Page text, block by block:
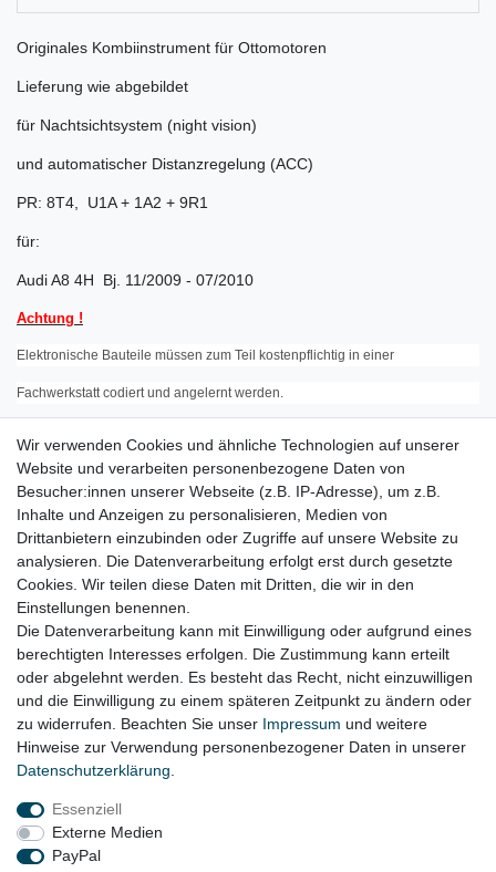
Originales Kombiinstrument für Ottomotoren
Lieferung wie abgebildet
für Nachtsichtsystem (night vision)
und automatischer Distanzregelung (ACC)
PR: 8T4, U1A + 1A2 + 9R1
für:
Audi A8 4H Bj. 11/2009 - 07/2010
Achtung !
Elektronische Bauteile müssen zum Teil kostenpflichtig in einer
Fachwerkstatt codiert und angelernt werden.
Bitte klären Sie mit der Werkstatt Ihres Vertrauensim Vorfeld ob diese dazu
in
der Lage ist und das gekaufte Teil auch einbauen möchte!
Original Hersteller- Werkstätten (z.B. Audi oder VW) können das in der Regel
NICHT mit gebrauchten Steuergeräten !
Lieferzeit etwa 1 bis 3 Werktage
Wir verwenden Cookies und ähnliche Technologien auf unserer
Website und verarbeiten personenbezogene Daten von
Besucher:innen unserer Webseite (z.B. IP-Adresse), um z.B.
Inhalte und Anzeigen zu personalisieren, Medien von
Drittanbietern einzubinden oder Zugriffe auf unsere Website zu
analysieren. Die Datenverarbeitung erfolgt erst durch gesetzte
Cookies. Wir teilen diese Daten mit Dritten, die wir in den
Einstellungen benennen.
Die Datenverarbeitung kann mit Einwilligung oder aufgrund eines
berechtigten Interesses erfolgen. Die Zustimmung kann erteilt
oder abgelehnt werden. Es besteht das Recht, nicht einzuwilligen
und die Einwilligung zu einem späteren Zeitpunkt zu ändern oder
zu widerrufen. Beachten Sie unser Impressum und weitere
Hinweise zur Verwendung personenbezogener Daten in unserer
Daten­schutz­erklärung
Essenziell
Externe Medien
PayPal
Impressum
Widerrufs­recht